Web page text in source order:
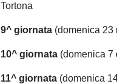
Tortona
9^ giornata (domenica 23
10^ giornata (domenica 7
11^ giornata (domenica